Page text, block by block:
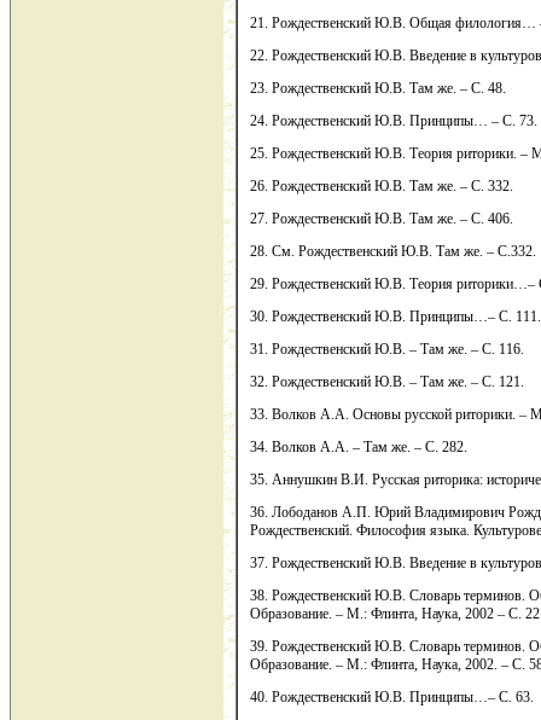
21. Рождественский Ю.В. Общая филология…
22. Рождественский Ю.В. Введение в
23. Рождественский Ю.В. Там же. – С. 48.
24. Рождественский Ю.В. Принципы… – C. 73.
25. Рождественский Ю.В. Теория риторики. –
26. Рождественский Ю.В. Там же. – С. 332.
27. Рождественский Ю.В. Там же. – С. 406.
28. См. Рождественский Ю.В. Там же. – С.332.
29. Рождественский Ю.В. Теория риторики…–
30. Рождественский Ю.В. Принципы…– С. 111.
31. Рождественский Ю.В. – Там же. – С. 116.
32. Рождественский Ю.В. – Там же. – С. 121.
33. Волков А.А. Основы русской риторики. –
34. Волков А.А. – Там же. – С. 282.
35. Аннушкин В.И. Русская риторика:
36. Лободанов А.П. Юрий Владимирович
Рождественский. Философия языка.
37. Рождественский Ю.В. Введение в
38. Рождественский Ю.В. Словарь терминов.
Образование. – М.: Флинта, Наука, 2002 – C.
39. Рождественский Ю.В. Словарь терминов.
Образование. – М.: Флинта, Наука, 2002. – С.
40. Рождественский Ю.В. Принципы…– С. 63.